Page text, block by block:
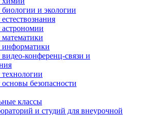
и экологии
информатики
конференц-связи и
безопасности
классы
и студий для внеурочной